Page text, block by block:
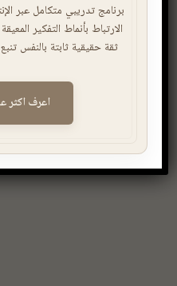
برنامج تدريبي متكامل عبر
الارتباط بأنماط التفكير
ثقة حقيقية ثابتة بالنفس
اعرف اكثر